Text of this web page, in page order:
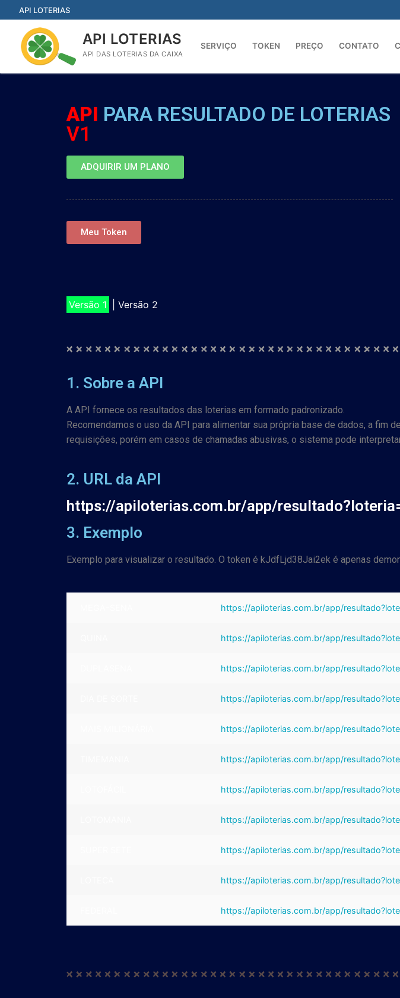
API LOTERIAS
API LOTERIAS
API DAS LOTERIAS DA CAIXA
SERVIÇO TOKEN PREÇO CONTATO
API PARA RESULTADO DE LOTERIAS
V1
ADQUIRIR UM PLANO
Meu Token
Versão 1 Versão 2
1. Sobre a API
A API fornece os resultados das loterias em formado padronizado.
Recomendamos o uso da API para alimentar sua própria base de dados, a fim
requisições, porém em casos de chamadas abusivas, o sistema pode
2. URL da API
https://apiloterias.com.br/app/
3. Exemplo
Exemplo para visualizar o resultado. O token é kJdfLjd38Jai2ek é apenas
https://apiloterias.com.br/app/
https://apiloterias.com.br/app/
https://apiloterias.com.br/app/
https://apiloterias.com.br/app/
https://apiloterias.com.br/app/
https://apiloterias.com.br/app/
https://apiloterias.com.br/app/
https://apiloterias.com.br/app/
https://apiloterias.com.br/app/
https://apiloterias.com.br/app/
https://apiloterias.com.br/app/